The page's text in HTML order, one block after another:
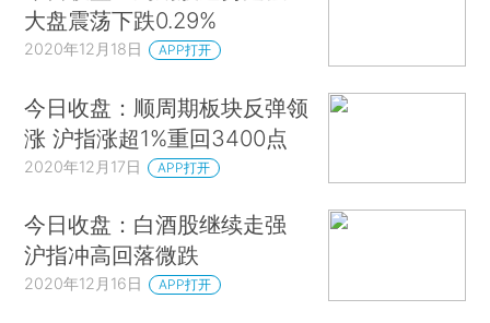
大盘震荡下跌0.29%
2020年12月18日 APP打开
今日收盘：顺周期板块反弹领
涨 沪指涨超1%重回3400点
2020年12月17日 APP打开
今日收盘：白酒股继续走强
沪指冲高回落微跌
2020年12月16日 APP打开